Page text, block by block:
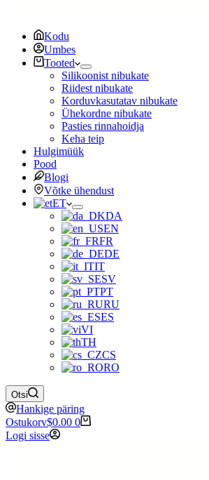
Kodu
Umbes
Tooted
Silikoonist nibukate
Riidest nibukate
Korduvkasutatav nibukate
Ühekordne nibukate
Pasties rinnahoidja
Keha teip
Hulgimüük
Pood
Blogi
Võtke ühendust
ET
DA
EN
FR
DE
IT
SV
PT
RU
ES
VI
TH
CS
RO
Otsi
Hankige päring
Ostukorv$0.00 0
Logi sisse